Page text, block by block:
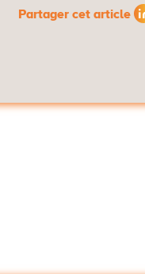
Partager cet article